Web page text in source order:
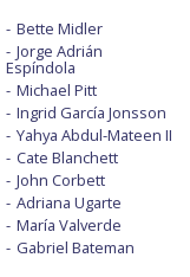
Bette Midler
Jorge Adrián
Espíndola
Michael Pitt
Ingrid García Jonsson
Yahya Abdul-Mateen II
Cate Blanchett
John Corbett
Adriana Ugarte
María Valverde
Gabriel Bateman